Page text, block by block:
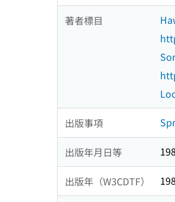
著者標目
出版事項
出版年月日等
出版年（W3CDTF）